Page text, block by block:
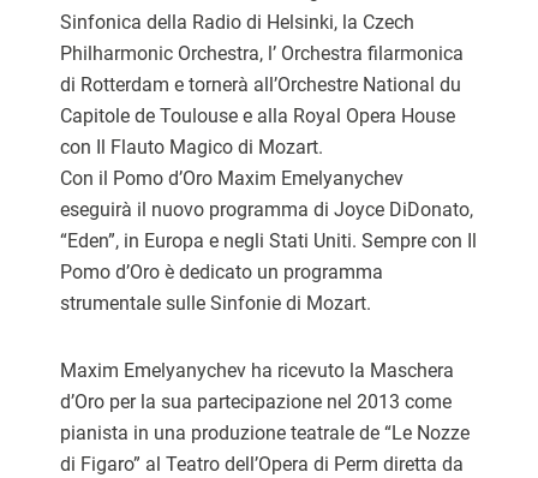
Sinfonica della Radio di Helsinki, la Czech
Philharmonic Orchestra, l’ Orchestra filarmonica
di Rotterdam e tornerà all’Orchestre National du
Capitole de Toulouse e alla Royal Opera House
con Il Flauto Magico di Mozart.
Con il Pomo d’Oro Maxim Emelyanychev
eseguirà il nuovo programma di Joyce DiDonato,
“Eden”, in Europa e negli Stati Uniti. Sempre con Il
Pomo d’Oro è dedicato un programma
strumentale sulle Sinfonie di Mozart.
Maxim Emelyanychev ha ricevuto la Maschera
d’Oro per la sua partecipazione nel 2013 come
pianista in una produzione teatrale de “Le Nozze
di Figaro” al Teatro dell’Opera di Perm diretta da